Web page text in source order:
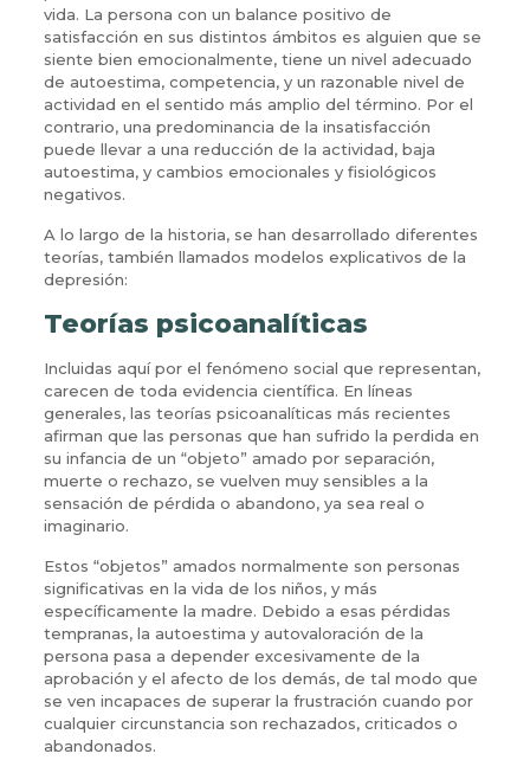
vida. La persona con un balance positivo de
satisfacción en sus distintos ámbitos es alguien que se
siente bien emocionalmente, tiene un nivel adecuado
de autoestima, competencia, y un razonable nivel de
actividad en el sentido más amplio del término. Por el
contrario, una predominancia de la insatisfacción
puede llevar a una reducción de la actividad, baja
autoestima, y cambios emocionales y fisiológicos
negativos.
A lo largo de la historia, se han desarrollado diferentes
teorías, también llamados modelos explicativos de la
depresión:
Teorías psicoanalíticas
Incluidas aquí por el fenómeno social que representan,
carecen de toda evidencia científica. En líneas
generales, las teorías psicoanalíticas más recientes
afirman que las personas que han sufrido la perdida en
su infancia de un “objeto” amado por separación,
muerte o rechazo, se vuelven muy sensibles a la
sensación de pérdida o abandono, ya sea real o
imaginario.
Estos “objetos” amados normalmente son personas
significativas en la vida de los niños, y más
específicamente la madre. Debido a esas pérdidas
tempranas, la autoestima y autovaloración de la
persona pasa a depender excesivamente de la
aprobación y el afecto de los demás, de tal modo que
se ven incapaces de superar la frustración cuando por
cualquier circunstancia son rechazados, criticados o
abandonados.